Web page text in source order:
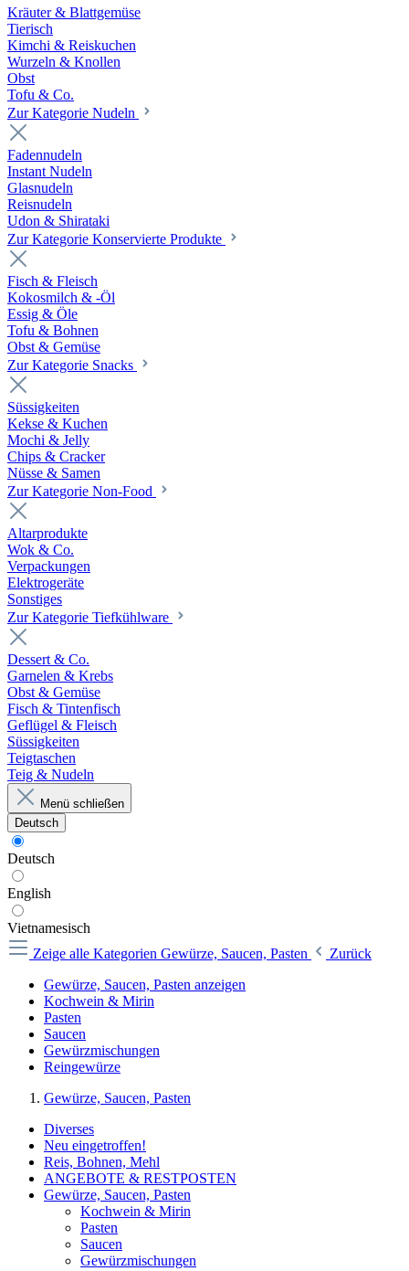
Kräuter & Blattgemüse
Tierisch
Kimchi & Reiskuchen
Wurzeln & Knollen
Obst
Tofu & Co.
Zur Kategorie Nudeln
Fadennudeln
Instant Nudeln
Glasnudeln
Reisnudeln
Udon & Shirataki
Zur Kategorie Konservierte Produkte
Fisch & Fleisch
Kokosmilch & -Öl
Essig & Öle
Tofu & Bohnen
Obst & Gemüse
Zur Kategorie Snacks
Süssigkeiten
Kekse & Kuchen
Mochi & Jelly
Chips & Cracker
Nüsse & Samen
Zur Kategorie Non-Food
Altarprodukte
Wok & Co.
Verpackungen
Elektrogeräte
Sonstiges
Zur Kategorie Tiefkühlware
Dessert & Co.
Garnelen & Krebs
Obst & Gemüse
Fisch & Tintenfisch
Geflügel & Fleisch
Süssigkeiten
Teigtaschen
Teig & Nudeln
Menü schließen
Deutsch
Deutsch
English
Vietnamesisch
Zeige alle Kategorien Gewürze, Saucen, Pasten
Zurück
Gewürze, Saucen, Pasten anzeigen
Kochwein & Mirin
Pasten
Saucen
Gewürzmischungen
Reingewürze
Gewürze, Saucen, Pasten
Diverses
Neu eingetroffen!
Reis, Bohnen, Mehl
ANGEBOTE & RESTPOSTEN
Gewürze, Saucen, Pasten
Kochwein & Mirin
Pasten
Saucen
Gewürzmischungen